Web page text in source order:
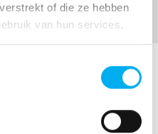
of die ze hebben
van hun services.